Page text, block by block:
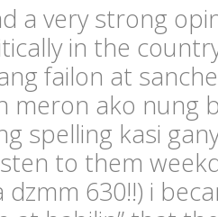
a very strong
in the
failon at
meron ako nung
spelling kasi
to them
630!!) i